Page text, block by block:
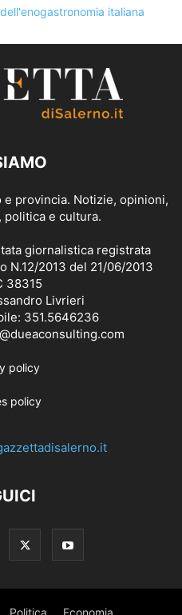
provincia. Notizie, opinioni,
e cultura.
giornalistica registrata
N.12/2013 del 21/06/2013
38315
Livrieri
351.5646236
policy
policy